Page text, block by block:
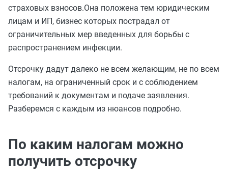
страховых взносов.Она положена тем юридическим
лицам и ИП, бизнес которых пострадал от
ограничительных мер введенных для борьбы с
распространением инфекции.
Отсрочку дадут далеко не всем желающим, не по всем
налогам, на ограниченный срок и с соблюдением
требований к документам и подаче заявления.
Разберемся с каждым из нюансов подробно.
По каким налогам можно
получить отсрочку